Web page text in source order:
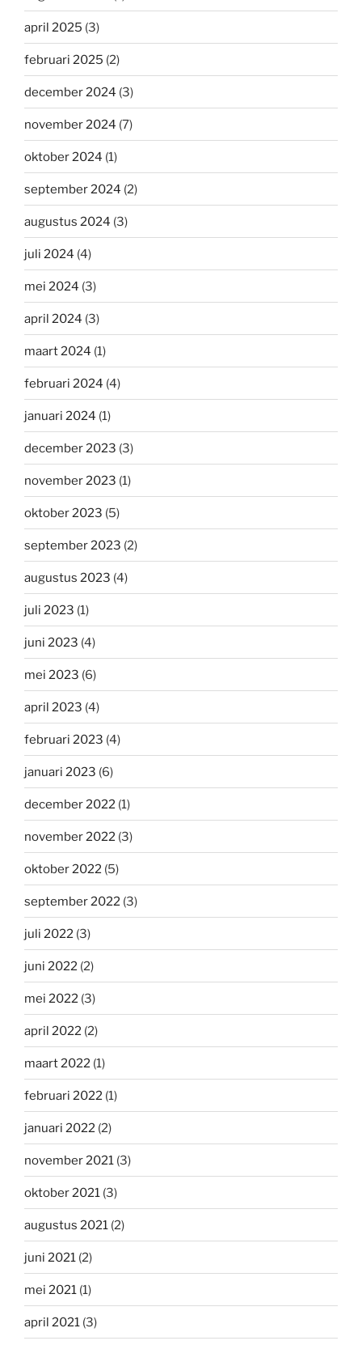
april 2025 (3)
februari 2025 (2)
december 2024 (3)
november 2024 (7)
oktober 2024 (1)
september 2024 (2)
augustus 2024 (3)
juli 2024 (4)
mei 2024 (3)
april 2024 (3)
maart 2024 (1)
februari 2024 (4)
januari 2024 (1)
december 2023 (3)
november 2023 (1)
oktober 2023 (5)
september 2023 (2)
augustus 2023 (4)
juli 2023 (1)
juni 2023 (4)
mei 2023 (6)
april 2023 (4)
februari 2023 (4)
januari 2023 (6)
december 2022 (1)
november 2022 (3)
oktober 2022 (5)
september 2022 (3)
juli 2022 (3)
juni 2022 (2)
mei 2022 (3)
april 2022 (2)
maart 2022 (1)
februari 2022 (1)
januari 2022 (2)
november 2021 (3)
oktober 2021 (3)
augustus 2021 (2)
juni 2021 (2)
mei 2021 (1)
april 2021 (3)